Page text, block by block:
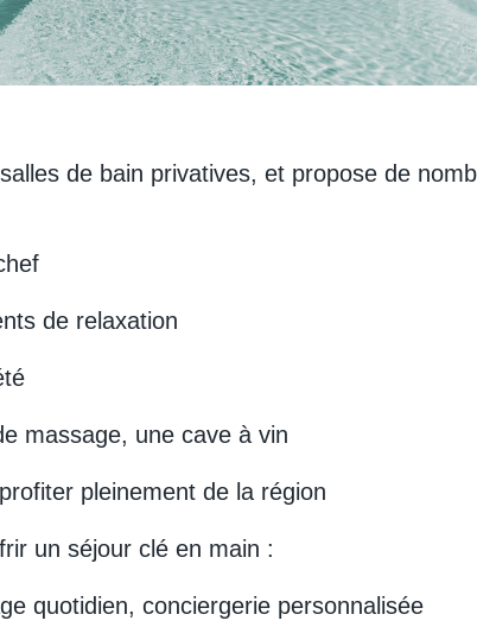
de bain privatives, et propose de
de relaxation
massage, une cave à vin
pleinement de la région
un séjour clé en main :
quotidien, conciergerie personnalisée